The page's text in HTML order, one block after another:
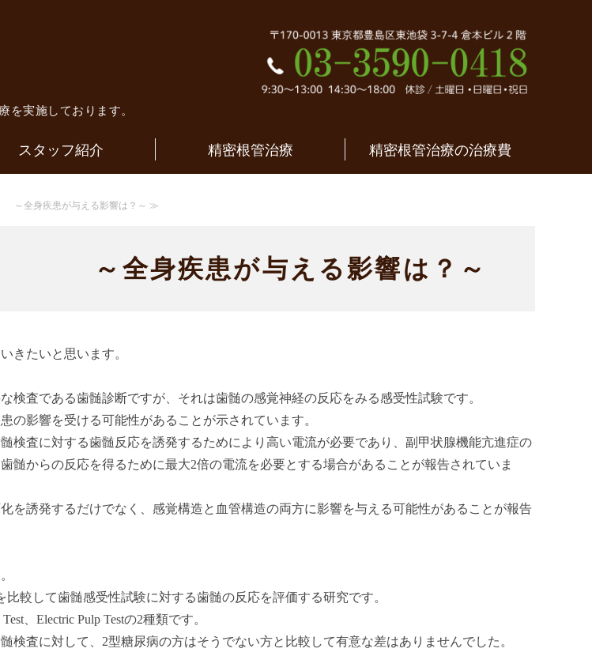
内療法専門医による精密根管治療｜東京都
を実施しております。
スタッフ紹介 精密根管治療 精密根管治療の治療費
身疾患が与える影響は？～ ≫
～全身疾患が与える影響は？～
きたいと思います。
検査である歯髄診断ですが、それは歯髄の感覚神経の反応をみる感受性試験です。
の影響を受ける可能性があることが示されています。
検査に対する歯髄反応を誘発するためにより高い電流が必要であり、副甲状腺機能亢進症の
髄からの反応を得るために最大2倍の電流を必要とする場合があることが報告されていま
を誘発するだけでなく、感覚構造と血管構造の両方に影響を与える可能性があることが報告
較して歯髄感受性試験に対する歯髄の反応を評価する研究です。
、Electric Pulp Testの2種類です。
検査に対して、2型糖尿病の方はそうでない方と比較して有意な差はありませんでした。